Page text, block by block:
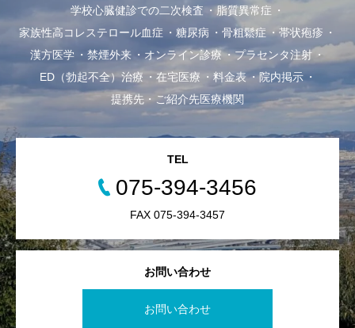
学校心臓健診での二次検査
脂質異常症
家族性高コレステロール血症
糖尿病 骨粗鬆症
帯状疱疹
漢方医学
禁煙外来 オンライン診療
プラセンタ注射
ED（勃起不全）治療
在宅医療 料金表
院内掲示
提携先・ご紹介先医療機関
お問い合わせ
お問い合わせ
TEL
075-394-3456
FAX 075-394-3457